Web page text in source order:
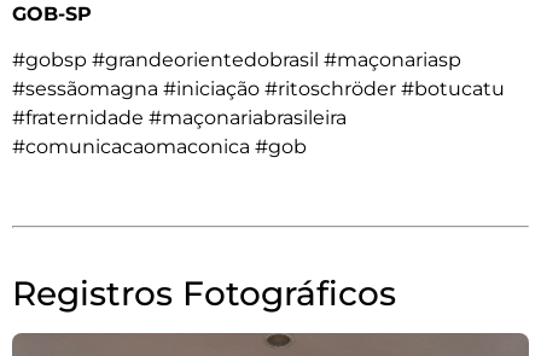
GOB-SP
#gobsp #grandeorientedobrasil #maçonariasp
#sessãomagna #iniciação #ritoschröder #botucatu
#fraternidade #maçonariabrasileira
#comunicacaomaconica #gob
Registros Fotográficos